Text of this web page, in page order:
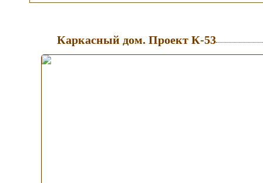
Каркасный дом. Проект К-53